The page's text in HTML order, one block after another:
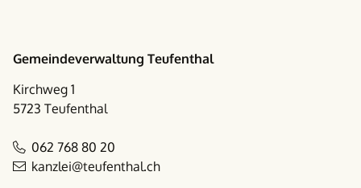
Gemeindeverwaltung Teufenthal
Kirchweg 1
5723 Teufenthal
062 768 80 20
kanzlei@teufenthal.ch